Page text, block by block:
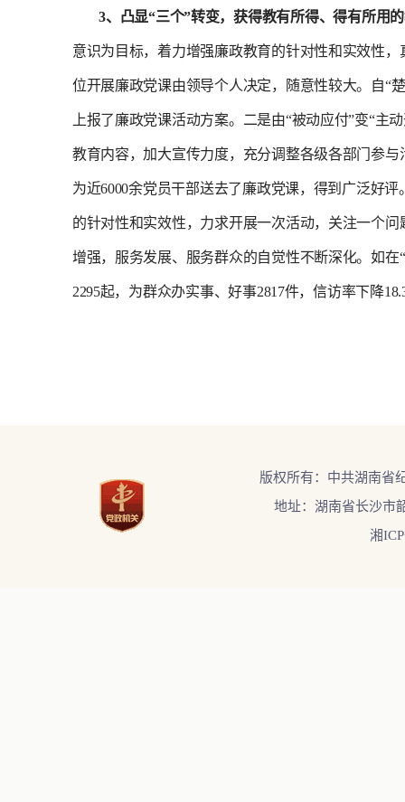
3、凸显“三个”转变，获得教有所得、得有所用
意识为目标，着力增强廉政教育的针对性和实效性
位开展廉政党课由领导个人决定，随意性较大。自“
上报了廉政党课活动方案。 二是由“被动应付”变“主
教育内容，加大宣传力度，充分调整各级各部门参与
为近6000余党员干部送去了廉政党课，得到广泛好评
的针对性和实效性，力求开展一次活动，关注一个
增强，服务发展、服务群众的自觉性不断深化。如
2295起，为群众办实事、好事2817件，信访率下降
版权所有：中共湖南省
地址：湖南省长沙市
湘